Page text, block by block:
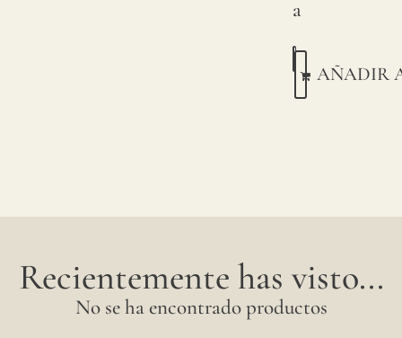
a
AÑADIR
Recientemente has visto...
No se ha encontrado productos